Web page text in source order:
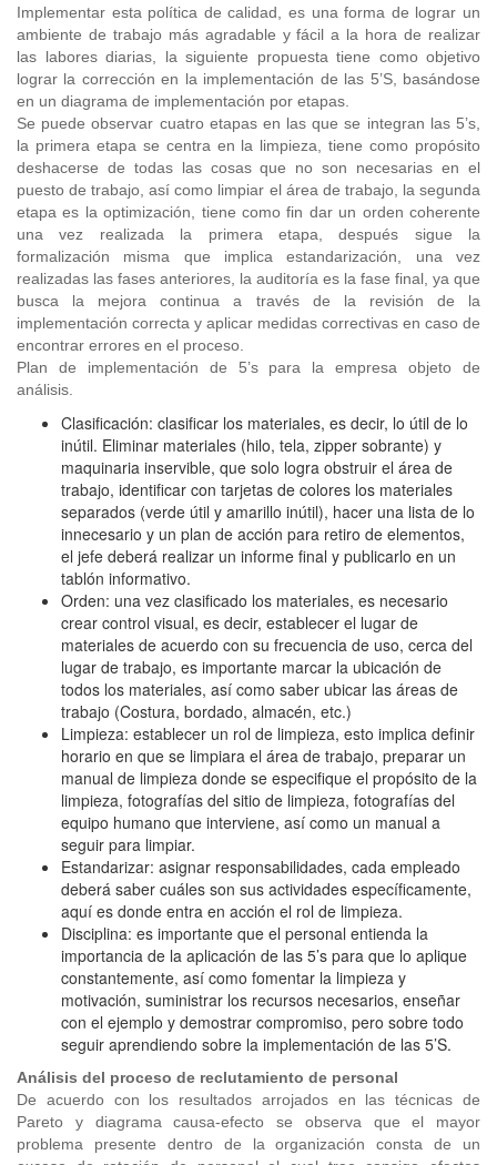
Implementar esta política de calidad, es una forma de lograr un
ambiente de trabajo más agradable y fácil a la hora de realizar
las labores diarias, la siguiente propuesta tiene como objetivo
lograr la corrección en la implementación de las 5’S, basándose
en un diagrama de implementación por etapas.
Se puede observar cuatro etapas en las que se integran las 5’s,
la primera etapa se centra en la limpieza, tiene como propósito
deshacerse de todas las cosas que no son necesarias en el
puesto de trabajo, así como limpiar el área de trabajo, la segunda
etapa es la optimización, tiene como fin dar un orden coherente
una vez realizada la primera etapa, después sigue la
formalización misma que implica estandarización, una vez
realizadas las fases anteriores, la auditoría es la fase final, ya que
busca la mejora continua a través de la revisión de la
implementación correcta y aplicar medidas correctivas en caso de
encontrar errores en el proceso.
Plan de implementación de 5’s para la empresa objeto de
análisis.
Clasificación: clasificar los materiales, es decir, lo útil de lo
inútil. Eliminar materiales (hilo, tela, zipper sobrante) y
maquinaria inservible, que solo logra obstruir el área de
trabajo, identificar con tarjetas de colores los materiales
separados (verde útil y amarillo inútil), hacer una lista de lo
innecesario y un plan de acción para retiro de elementos,
el jefe deberá realizar un informe final y publicarlo en un
tablón informativo.
Orden: una vez clasificado los materiales, es necesario
crear control visual, es decir, establecer el lugar de
materiales de acuerdo con su frecuencia de uso, cerca del
lugar de trabajo, es importante marcar la ubicación de
todos los materiales, así como saber ubicar las áreas de
trabajo (Costura, bordado, almacén, etc.)
Limpieza: establecer un rol de limpieza, esto implica definir
horario en que se limpiara el área de trabajo, preparar un
manual de limpieza donde se especifique el propósito de la
limpieza, fotografías del sitio de limpieza, fotografías del
equipo humano que interviene, así como un manual a
seguir para limpiar.
Estandarizar: asignar responsabilidades, cada empleado
deberá saber cuáles son sus actividades específicamente,
aquí es donde entra en acción el rol de limpieza.
Disciplina: es importante que el personal entienda la
importancia de la aplicación de las 5’s para que lo aplique
constantemente, así como fomentar la limpieza y
motivación, suministrar los recursos necesarios, enseñar
con el ejemplo y demostrar compromiso, pero sobre todo
seguir aprendiendo sobre la implementación de las 5’S.
Análisis del proceso de reclutamiento de personal
De acuerdo con los resultados arrojados en las técnicas de
Pareto y diagrama causa-efecto se observa que el mayor
problema presente dentro de la organización consta de un